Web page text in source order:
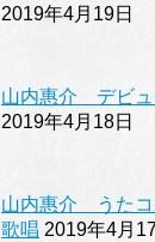
2019年4月19日
山内惠介 デビュ
2019年4月18日
山内惠介 うたコ
歌唱 2019年4月